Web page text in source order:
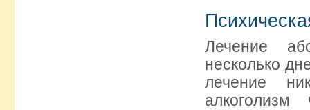
Лечение
несколько
лечение
алкоголизм